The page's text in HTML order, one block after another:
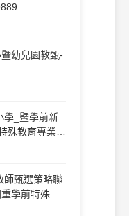
幼兒園教甄-
學_暨學前新
殊教育專業知
師甄選策略聯
學前特殊教